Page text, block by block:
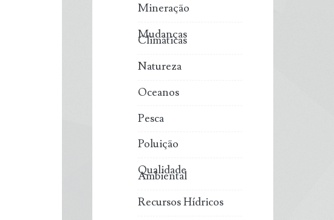
Mineração
Mudanças
Climáticas
Natureza
Oceanos
Pesca
Poluição
Qualidade
Ambiental
Recursos Hídricos